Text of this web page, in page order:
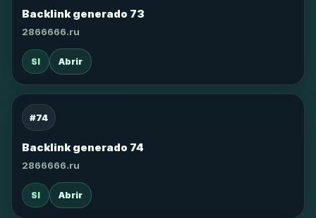
Backlink generado 73
2866666.ru
SI Abrir
#74
Backlink generado 74
2866666.ru
SI Abrir